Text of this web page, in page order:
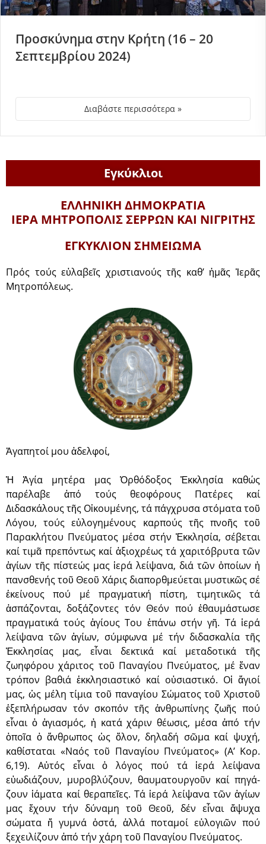
Προσκύνημα στην Κρήτη (16 – 20
Σεπτεμβρίου 2024)
Διαβάστε περισσότερα »
Εγκύκλιοι
ΕΛΛΗΝΙΚΗ ΔΗΜΟΚΡΑΤΙΑ
ΙΕΡΑ ΜΗΤΡΟΠΟΛΙΣ ΣΕΡΡΩΝ ΚΑΙ ΝΙΓΡΙΤΗΣ
ΕΓΚΥΚΛΙΟΝ ΣΗΜΕΙΩΜΑ
Πρός τούς εὐλαβεῖς χριστιανούς τῆς καθ’ ἡμᾶς Ἱερᾶς
Μητροπόλεως.
Ἀγαπητοί μου ἀδελφοί,
Ἡ Ἁγία μητέρα μας Ὀρθόδοξος Ἐκκλησία καθώς
παρέλαβε ἀπό τούς θεοφόρους Πατέρες καί
Διδασκάλους τῆς Οἰκουμένης, τά πάγχρυσα στόματα τοῦ
Λόγου, τούς εὐλογημένους καρπούς τῆς πνοῆς τοῦ
Παρα­κλήτου Πνεύματος μέσα στήν Ἐκκλησία, σέβεται
καί τιμᾶ πρεπόντως καί ἀξιοχρέως τά χαριτόβρυτα τῶν
ἁγίων τῆς πίστεώς μας ἱερά λείψανα, διά τῶν ὁποίων ἡ
πανσθενής τοῦ Θεοῦ Χάρις διαπορθμεύεται μυστικῶς σέ
ἐκείνους πού μέ πραγματική πίστη, τιμητικῶς τά
ἀσπάζονται, δοξάζοντες τόν Θεόν πού ἐθαυμάστω­σε
πραγματικά τούς ἁγίους Του ἐπάνω στήν γῆ. Τά ἱερά
λείψανα τῶν ἁγίων, σύμφωνα μέ τήν διδασκαλία τῆς
Ἐκκλησίας μας, εἶναι δεκτικά καί μετα­δοτικά τῆς
ζωηφόρου χάριτος τοῦ Παναγίου Πνεύματος, μέ ἕναν
τρόπον βαθιά ἐκκλησιαστικό καί οὐσιαστικό. Οἱ ἅγιοί
μας, ὡς μέλη τίμια τοῦ παναγίου Σώματος τοῦ Χρι­στοῦ
ἐξεπλήρωσαν τόν σκοπόν τῆς ἀνθρωπί­νης ζωῆς πού
εἶναι ὁ ἁγια­σμός, ἡ κατά χάριν θέωσις, μέσα ἀπό τήν
ὁποῖα ὁ ἄνθρωπος ὡς ὅλον, δηλαδή σῶμα καί ψυχή,
καθίσταται «Ναός τοῦ Παναγίου Πνεύματος» (Α’ Κορ.
6,19). Αὐτός εἶναι ὁ λόγος πού τά ἱερά λείψανα
εὐωδιάζουν, μυροβλύζουν, θαυματουργοῦν καί πηγά­
ζουν ἱάμα­τα καί θεραπεῖες. Τά ἱερά λείψανα τῶν ἁγίων
μας ἔχουν τήν δύ­ναμη τοῦ Θεοῦ, δέν εἶναι ἄψυχα
σώματα ἤ γυμνά ὀστά, ἀλλά ποταμοί εὐλογιῶν πού
ξεχειλίζουν ἀπό τήν χάρη τοῦ Παναγίου Πνεύματος.